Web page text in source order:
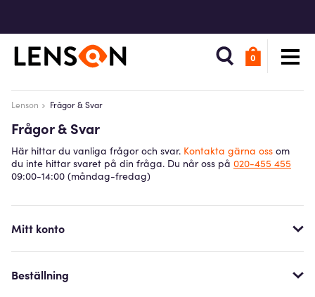
0
Lenson Frågor & Svar
Frågor & Svar
Här hittar du vanliga frågor och svar. Kontakta gärna oss om
du inte hittar svaret på din fråga. Du når oss på 020-455 455
09:00-14:00 (måndag-fredag)
Mitt konto
Beställning